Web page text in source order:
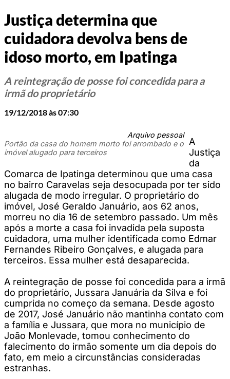
Justiça determina que
cuidadora devolva bens de
idoso morto, em Ipatinga
A reintegração de posse foi concedida para a
irmã do proprietário
19/12/2018 às 07:30
Arquivo pessoal
Portão da casa do homem morto foi arrombado e o
imóvel alugado para terceiros
A
Justiça
da
Comarca de Ipatinga determinou que uma casa
no bairro Caravelas seja desocupada por ter sido
alugada de modo irregular. O proprietário do
imóvel, José Geraldo Januário, aos 62 anos,
morreu no dia 16 de setembro passado. Um mês
após a morte a casa foi invadida pela suposta
cuidadora, uma mulher identificada como Edmar
Fernandes Ribeiro Gonçalves, e alugada para
terceiros. Essa mulher está desaparecida.
A reintegração de posse foi concedida para a irmã
do proprietário, Jussara Januária da Silva e foi
cumprida no começo da semana. Desde agosto
de 2017, José Januário não mantinha contato com
a família e Jussara, que mora no município de
João Monlevade, tomou conhecimento do
falecimento do irmão somente um dia depois do
fato, em meio a circunstâncias consideradas
estranhas.